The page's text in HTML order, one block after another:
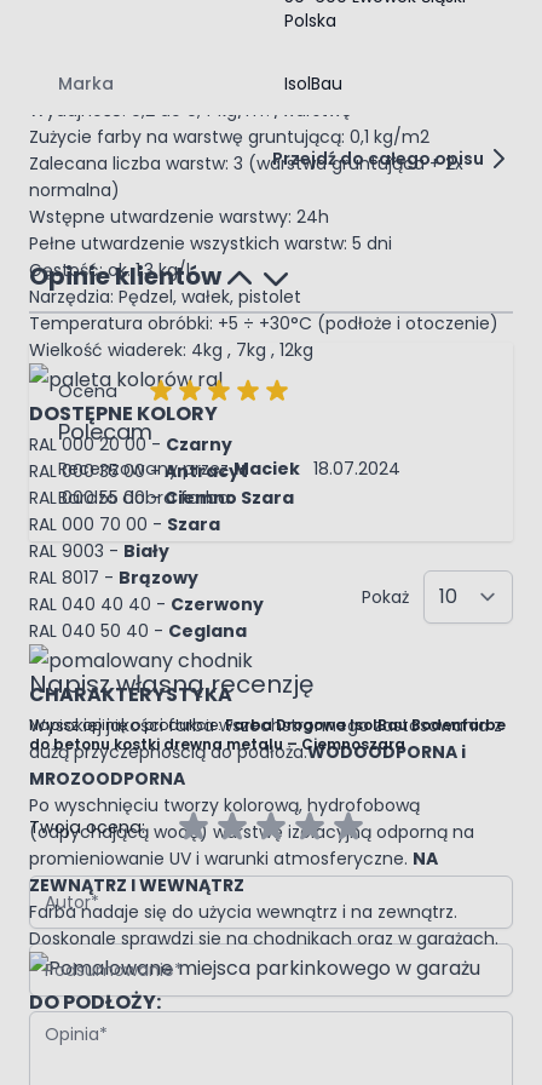
KOLOR: Ciemnoszara - RAL 000 55 00
Wydajność: 0,2 do 0,4 kg/m?/warstwę
Zużycie farby na warstwę gruntującą: 0,1 kg/m2
Zalecana liczba warstw: 3 (warstwa gruntująca + 2x
normalna)
Wstępne utwardzenie warstwy: 24h
Pełne utwardzenie wszystkich warstw: 5 dni
Gęstość: ok. 1,3 kg/l
Narzędzia: Pędzel, wałek, pistolet
Temperatura obróbki: +5 ÷ +30°C (podłoże i otoczenie)
Wielkość wiaderek: 4kg , 7kg , 12kg
DOSTĘPNE KOLORY
RAL 000 20 00 - Czarny
RAL 000 35 00 -Antracyt
RAL 000 55 00 -Ciemno Szara
RAL 000 70 00 - Szara
RAL 9003 - Biały
RAL 8017 - Brązowy
RAL 040 40 40 - Czerwony
RAL 040 50 40 - Ceglana
CHARAKTERYSTYKA
Wysokiej jakości farba wszechstronnego zastosowania z
dużą przyczepnością do podłoża.WODOODPORNA i
MROZOODPORNA
Po wyschnięciu tworzy kolorową, hydrofobową
(odpychającą wodę) warstwę izolacyjną odporną na
promieniowanie UV i warunki atmosferyczne. NA
ZEWNĄTRZ I WEWNĄTRZ
Farba nadaje się do użycia wewnątrz i na zewnątrz.
Doskonale sprawdzi sie na chodnikach oraz w garażach.
DO PODŁOŻY:
Beton każdego rodzaju
Polska
Marka IsolBau
Przejdź do całego opisu
Opinie klientów
Ocena
Polecam
Recenzowany przez Maciek 18 lipca 2024
18.07.2024
Bardzo dobra farba.
Pokaż
Napisz własną recenzję
Napisz opinię o produkcie:Farba Drogowa IsolBau Bodenfarbe
do betonu kostki drewna metalu – Ciemnoszara
Twoja ocena:
Autor
Podsumowanie
Opinia